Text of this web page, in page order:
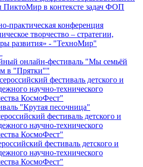
ПиктоМир в контексте задач ФОП
практическая конференция
творчество – стратегии,
развития» - "ТехноМир"
онлайн-фестиваль "Мы семьёй
в "Прятки""
фестиваль детского и
научно-технического
КосмоФест"
"Крутая песочница"
фестиваль детского и
научно-технического
КосмоФест"
фестиваль детского и
научно-технического
КосмоФест"